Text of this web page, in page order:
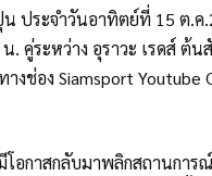
ประจำวันอาทิตย์ที่ 15 ต.ค
คู่ระหว่าง อุราวะ เรดส์ ต้น
ช่อง Siamsport Youtube
อกาสกลับมาพลิกสถานการ